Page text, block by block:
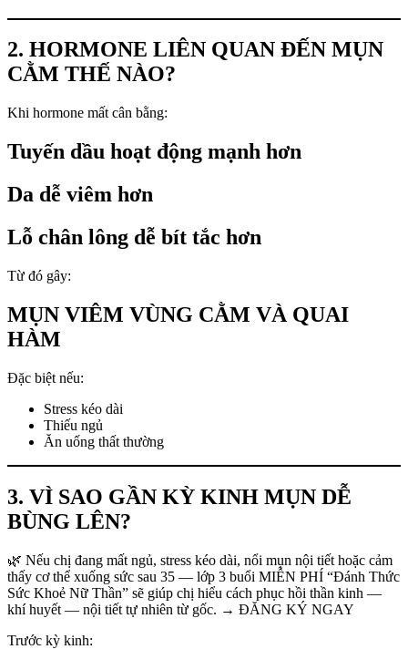
2. HORMONE LIÊN QUAN ĐẾN MỤN
CẰM THẾ NÀO?
Khi hormone mất cân bằng:
Tuyến dầu hoạt động mạnh hơn
Da dễ viêm hơn
Lỗ chân lông dễ bít tắc hơn
Từ đó gây:
MỤN VIÊM VÙNG CẰM VÀ QUAI
HÀM
Đặc biệt nếu:
Stress kéo dài
Thiếu ngủ
Ăn uống thất thường
3. VÌ SAO GẦN KỲ KINH MỤN DỄ
BÙNG LÊN?
🌿 Nếu chị đang mất ngủ, stress kéo dài, nổi mụn nội tiết hoặc cảm
thấy cơ thể xuống sức sau 35 — lớp 3 buổi MIỄN PHÍ “Đánh Thức
Sức Khoẻ Nữ Thần” sẽ giúp chị hiểu cách phục hồi thần kinh —
khí huyết — nội tiết tự nhiên từ gốc. → ĐĂNG KÝ NGAY
Trước kỳ kinh: